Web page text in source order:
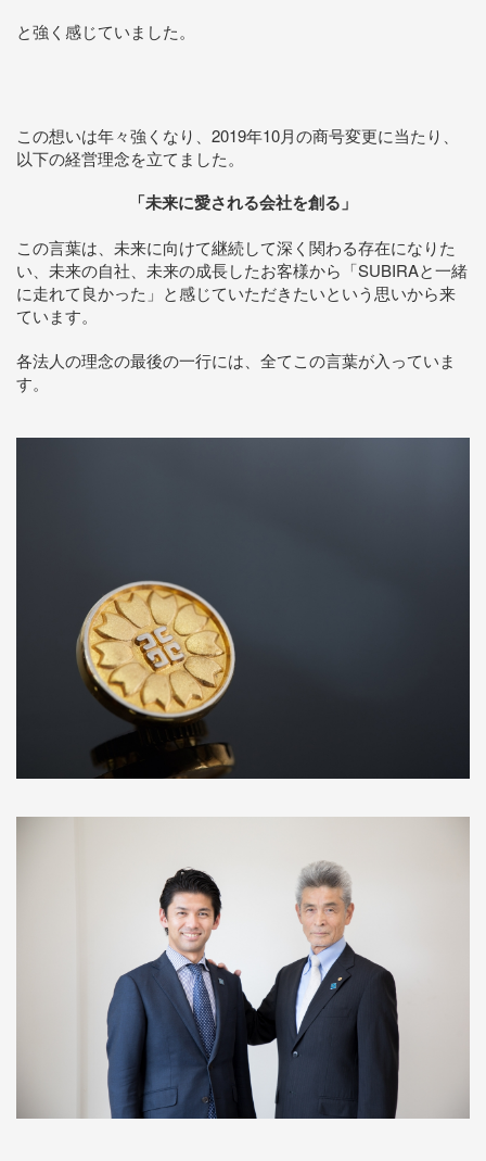
と強く感じていました。
この想いは年々強くなり、2019年10月の商号変更に当たり、
以下の経営理念を立てました。
「未来に愛される会社を創る」
この言葉は、未来に向けて継続して深く関わる存在になりた
い、未来の自社、未来の成長したお客様から「SUBIRAと一緒
に走れて良かった」と感じていただきたいという思いから来
ています。
各法人の理念の最後の一行には、全てこの言葉が入っていま
す。